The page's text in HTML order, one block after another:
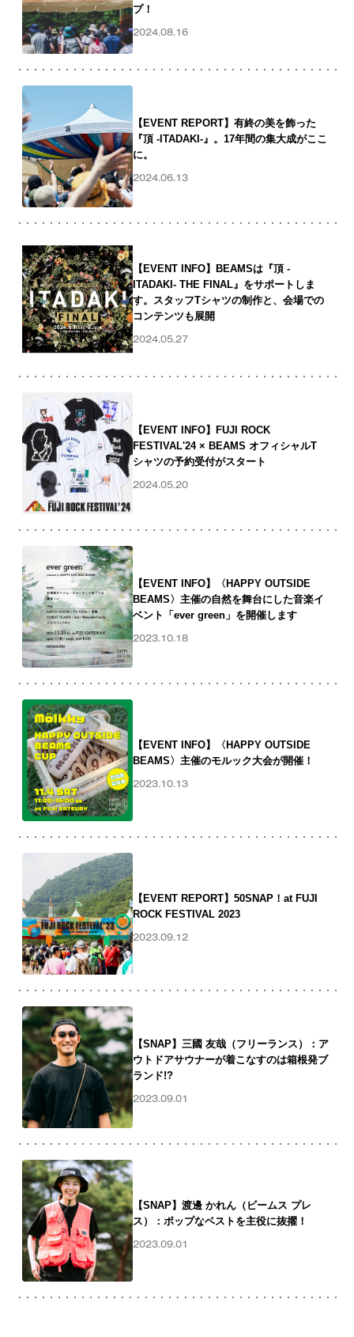
プ！
2024.08.16
【EVENT REPORT】有終の美を飾った
『頂 -ITADAKI-』。17年間の集大成がここ
に。
2024.06.13
【EVENT INFO】BEAMSは『頂 -
ITADAKI- THE FINAL』をサポートしま
す。スタッフTシャツの制作と、会場での
コンテンツも展開
2024.05.27
【EVENT INFO】FUJI ROCK
FESTIVAL'24 × BEAMS オフィシャルT
シャツの予約受付がスタート
2024.05.20
【EVENT INFO】〈HAPPY OUTSIDE
BEAMS〉主催の自然を舞台にした音楽イ
ベント「ever green」を開催します
2023.10.18
【EVENT INFO】〈HAPPY OUTSIDE
BEAMS〉主催のモルック大会が開催！
2023.10.13
【EVENT REPORT】50SNAP！at FUJI
ROCK FESTIVAL 2023
2023.09.12
【SNAP】三國 友哉（フリーランス）：ア
ウトドアサウナーが着こなすのは箱根発ブ
ランド!?
2023.09.01
【SNAP】渡邊 かれん（ビームス プレ
ス）：ポップなベストを主役に抜擢！
2023.09.01